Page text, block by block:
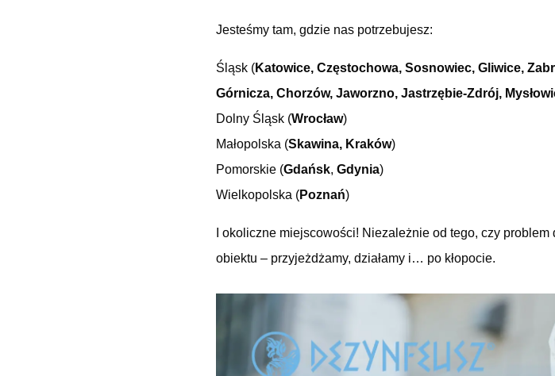
Jesteśmy tam, gdzie nas potrzebujesz:
Śląsk (Katowice, Częstochowa, Sosnowiec, Gliwice,
Górnicza, Chorzów, Jaworzno, Jastrzębie-Zdrój,
Dolny Śląsk (Wrocław)
Małopolska (Skawina, Kraków)
Pomorskie (Gdańsk, Gdynia)
Wielkopolska (Poznań)
I okoliczne miejscowości! Niezależnie od tego, czy
obiektu – przyjeżdżamy, działamy i… po kłopocie.